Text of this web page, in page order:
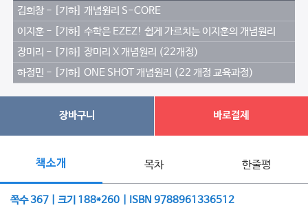
김희창 - [기하] 개념원리 S-CORE
이지훈 - [기하] 수학은 EZEZ! 쉽게 가르치는 이지훈의 개념원리
장미리 - [기하] 장미리 X 개념원리 (22개정)
하정민 - [기하] ONE SHOT 개념원리 (22 개정 교육과정)
장바구니 바로결제
책소개 목차 한줄평
쪽수 367 | 크기 188*260 | ISBN 9788961336512